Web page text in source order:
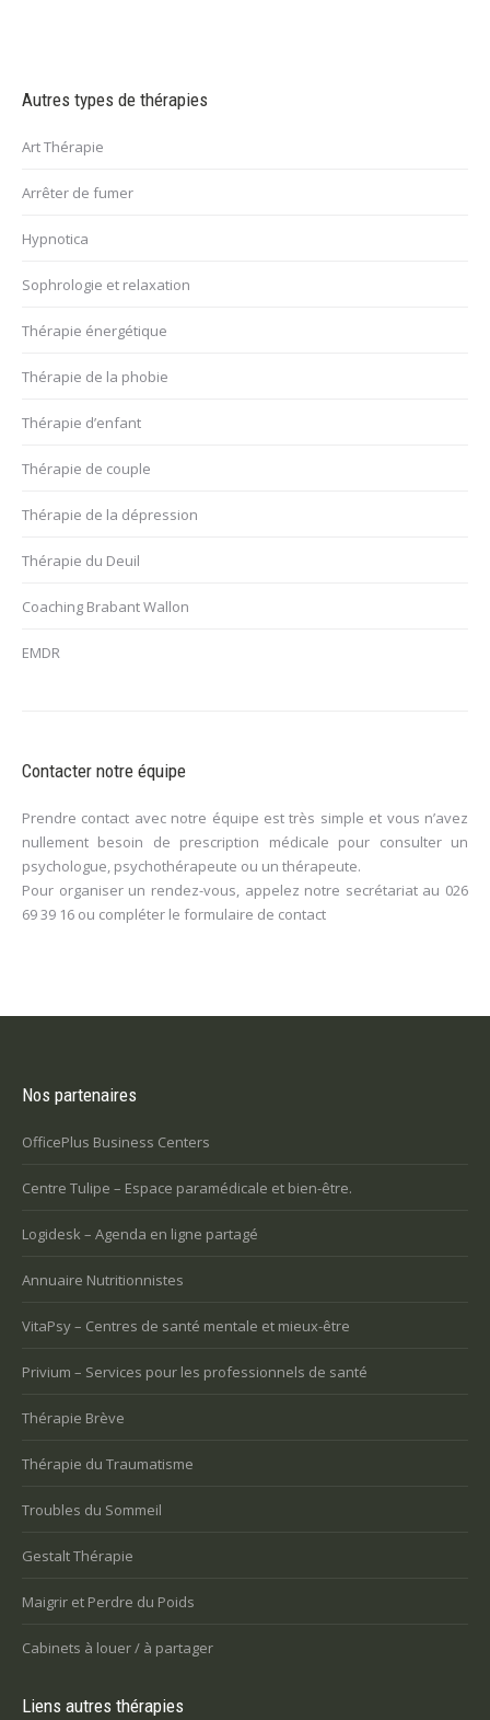
Autres types de thérapies
Art Thérapie
Arrêter de fumer
Hypnotica
Sophrologie et relaxation
Thérapie énergétique
Thérapie de la phobie
Thérapie d’enfant
Thérapie de couple
Thérapie de la dépression
Thérapie du Deuil
Coaching Brabant Wallon
EMDR
Contacter notre équipe
Prendre contact avec notre équipe est très simple et vous n’avez
nullement besoin de prescription médicale pour consulter un
psychologue, psychothérapeute ou un thérapeute.
Pour organiser un rendez-vous, appelez notre secrétariat au 026
69 39 16 ou compléter le formulaire de contact
Nos partenaires
OfficePlus Business Centers
Centre Tulipe – Espace paramédicale et bien-être.
Logidesk – Agenda en ligne partagé
Annuaire Nutritionnistes
VitaPsy – Centres de santé mentale et mieux-être
Privium – Services pour les professionnels de santé
Thérapie Brève
Thérapie du Traumatisme
Troubles du Sommeil
Gestalt Thérapie
Maigrir et Perdre du Poids
Cabinets à louer / à partager
Liens autres thérapies